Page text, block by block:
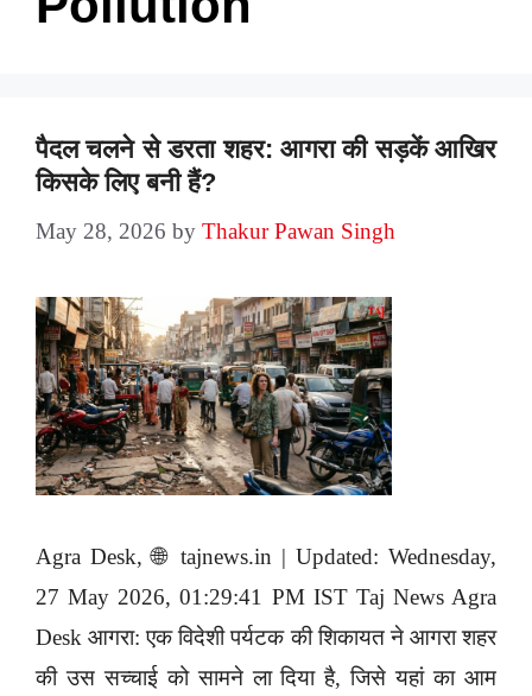
पैदल चलने से डरता शहर: आगरा की सड़कें आखिर
किसके लिए बनी हैं?
May 28, 2026 by Thakur Pawan Singh
Agra Desk, 🌐 tajnews.in | Updated: Wednesday,
27 May 2026, 01:29:41 PM IST Taj News Agra
Desk आगरा: एक विदेशी पर्यटक की शिकायत ने आगरा शहर
की उस सच्चाई को सामने ला दिया है, जिसे यहां का आम